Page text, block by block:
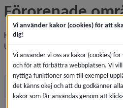
Förorenade
Kommunens ställningstaganden
Umeå och gäller för kommunen
Mer information
Vi använder kakor (cookies) för att
dig!
Vi använder vi oss av kakor (cookies)
och för att förbättra webbplatsen. Vi
nyttiga funktioner som till exempel
det känns okej och att du godkänner
kakor som får användas genom att